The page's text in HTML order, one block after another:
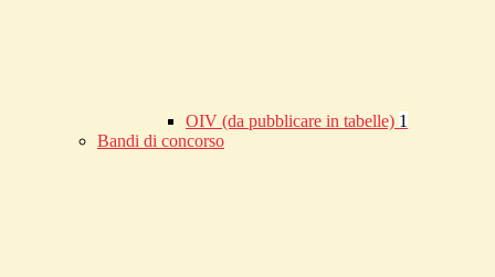
OIV (da pubblicare in tabelle) 1
Bandi di concorso